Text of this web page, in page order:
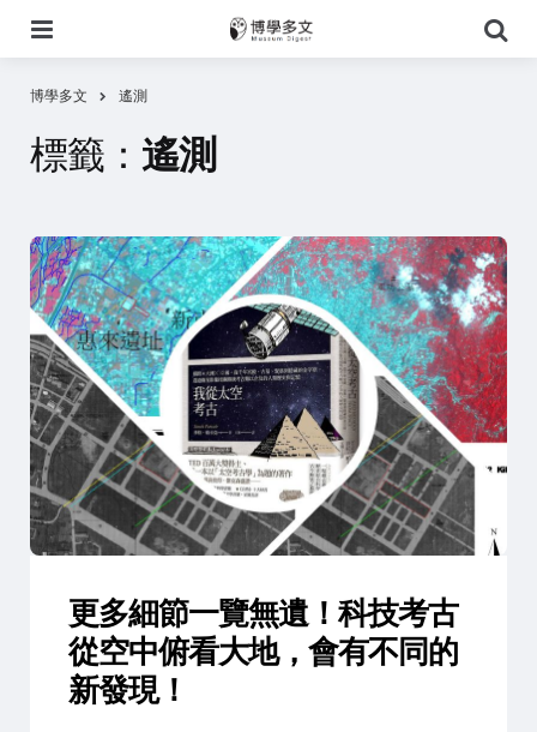
尋
博學多文 遙測
標籤： 遙測
更多細節一覽無遺！科技考古
從空中俯看大地，會有不同的
新發現！